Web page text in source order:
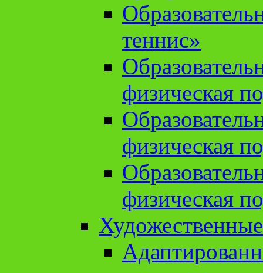
теннис»
физическая
физическая
физическая
Художественные